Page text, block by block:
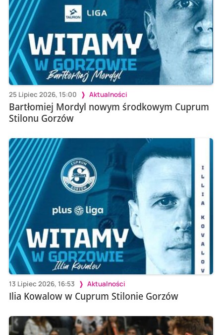
25 Lipiec 2026, 15:00 Aktualności
Bartłomiej Mordyl nowym środkowym Cuprum
Stilonu Gorzów
13 Lipiec 2026, 16:53 Aktualności
Ilia Kowalow w Cuprum Stilonie Gorzów